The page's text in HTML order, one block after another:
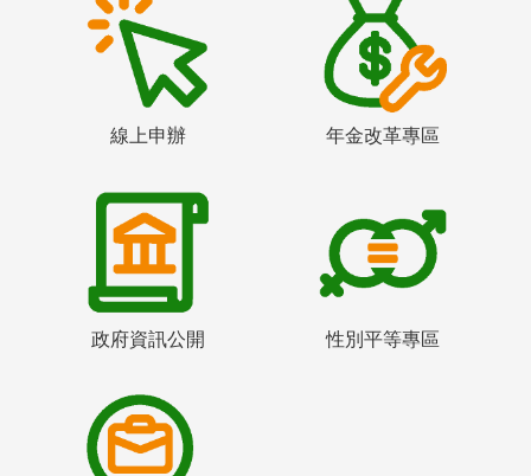
線上申辦 年金改革專區
政府資訊公開 性別平等專區